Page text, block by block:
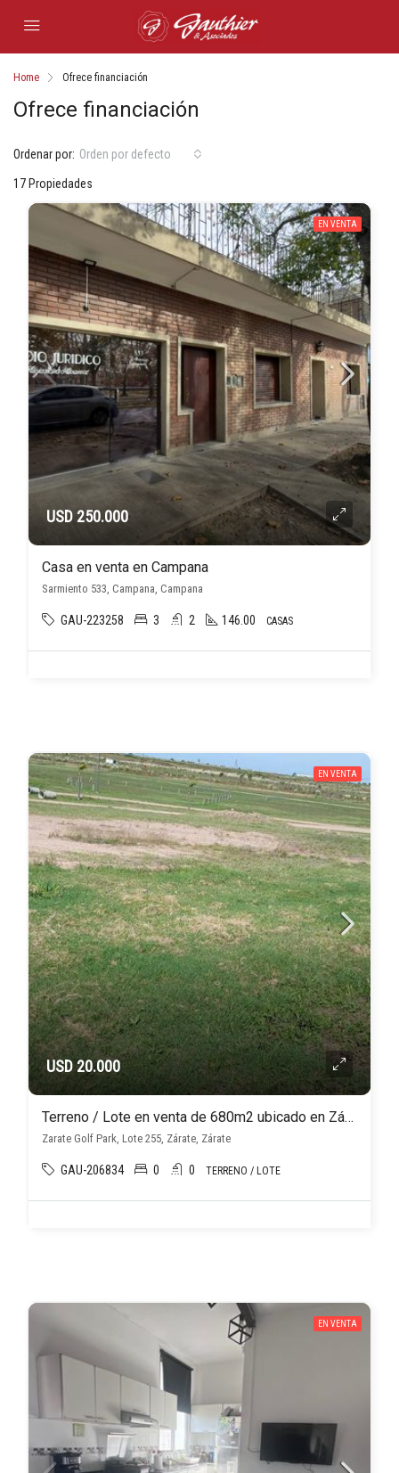
Home Ofrece financiación
Ofrece financiación
17 Propiedades
Ordenar por: Orden por defecto
EN VENTA
USD 250.000
Casa en venta en Campana
Sarmiento 533, Campana, Campana
GAU-223258 3 2 146.00 CASAS
EN VENTA
USD 20.000
Terreno / Lote en venta de 680m2 ubicado en Zárate
Zarate Golf Park, Lote 255, Zárate, Zárate
GAU-206834 0 0 TERRENO / LOTE
EN VENTA